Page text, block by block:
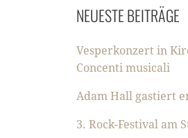
NEUESTE BEITRÄGE
Vesperkonzert in
Concenti musicali
Adam Hall gastiert
3. Rock-Festival am